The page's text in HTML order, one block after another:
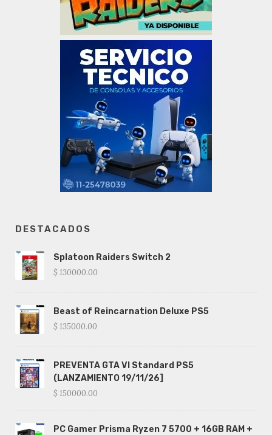
DESTACADOS
Splatoon Raiders Switch 2
$ 130000.00
Beast of Reincarnation Deluxe PS5
$ 135000.00
PREVENTA GTA VI Standard PS5
(LANZAMIENTO 19/11/26]
$ 150000.00
PC Gamer Prisma Ryzen 7 5700 + 16GB RAM +